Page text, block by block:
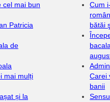
cel mai bun
Patricia
de
mai mulți
și la
Cum
bătăi
Carei
banii